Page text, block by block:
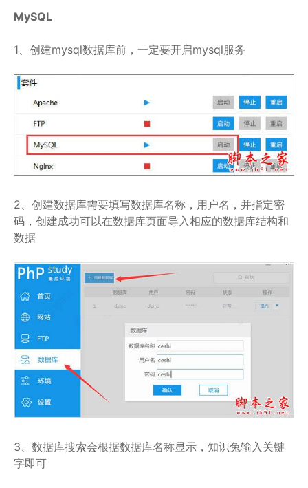
MySQL
1、创建mysql数据库前，一定要开启mysql服务
2、创建数据库需要填写数据库名称，用户名，并指定密
码，创建成功可以在数据库页面导入相应的数据库结构和
数据
3、数据库搜索会根据数据库名称显示，知识兔输入关键
字即可